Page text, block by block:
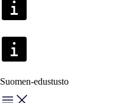
Suomen-edustusto